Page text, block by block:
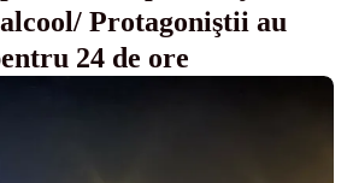
Protagoniştii au
24 de ore